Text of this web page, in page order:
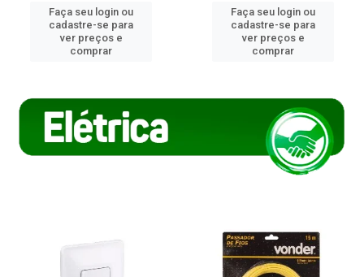
Faça seu login ou
cadastre-se para
ver preços e
comprar
Faça seu login ou
cadastre-se para
ver preços e
comprar